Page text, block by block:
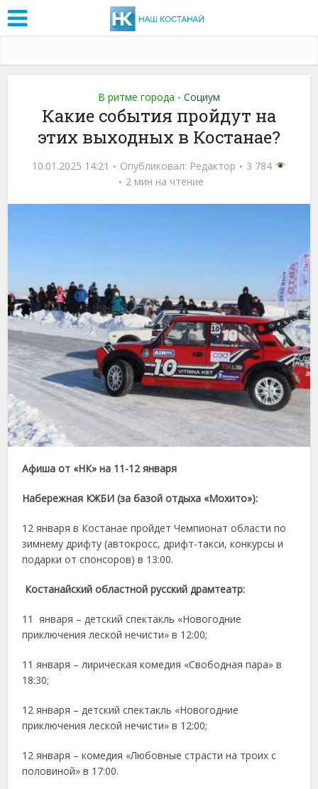
В ритме города • Социум
Какие события пройдут на
этих выходных в Костанае?
10.01.2025 14:21 Опубликовал: Редактор
3 784
2 мин на чтение
Афиша от «НК» на 11-12 января
Набережная КЖБИ (за базой отдыха «Мохито»):
12 января в Костанае пройдет Чемпионат области по
зимнему дрифту (автокросс, дрифт-такси, конкурсы и
подарки от спонсоров) в 13:00.
Костанайский областной русский драмтеатр:
11 января – детский спектакль «Новогодние
приключения леской нечисти» в 12:00;
11 января – лирическая комедия «Свободная пара» в
18:30;
12 января – детский спектакль «Новогодние
приключения леской нечисти» в 12:00;
12 января – комедия «Любовные страсти на троих с
половиной» в 17:00.